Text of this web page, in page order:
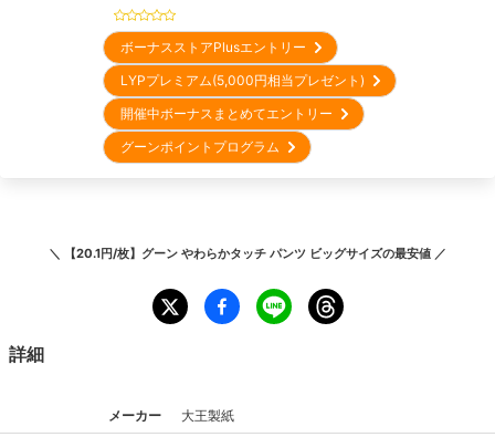
ボーナスストアPlusエントリー
LYPプレミアム(5,000円相当プレゼント)
開催中ボーナスまとめてエントリー
グーンポイントプログラム
＼ 【20.1円/枚】グーン やわらかタッチ パンツ ビッグサイズの最安値 ／
詳細
メーカー 大王製紙